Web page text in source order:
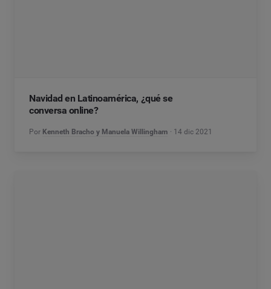
Navidad en Latinoamérica, ¿qué se
conversa online?
Por Kenneth Bracho y Manuela Willingham 14 dic 2021